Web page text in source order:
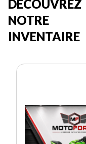
DÉCOUVREZ
NOTRE
INVENTAIRE